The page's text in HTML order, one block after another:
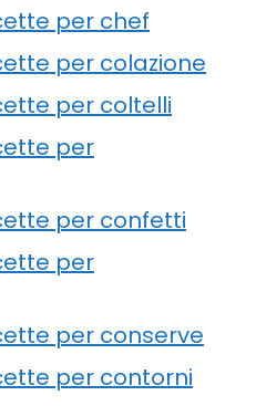
per chef
per colazione
per coltelli
per
per confetti
per
per conserve
per contorni